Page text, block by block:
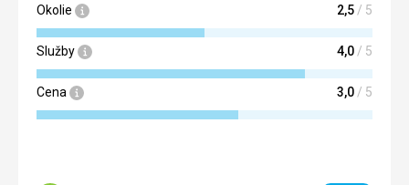
Okolie 2,5 / 5
Služby 4,0 / 5
Cena 3,0 / 5